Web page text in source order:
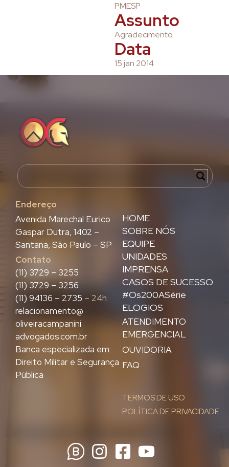
PMESP
Assunto
Agradecimento
Data
15 jan 2014
Endereço
HOME
SOBRE NÓS
EQUIPE
UNIDADES
IMPRENSA
CASOS DE SUCESSO
#Os200ASérie
ELOGIOS
ATENDIMENTO
EMERGENCIAL
OUVIDORIA
FAQ
TERMOS DE USO
POLÍTICA DE PRIVACIDADE
Avenida Marechal Eurico
Gaspar Dutra, 1402 –
Santana, São Paulo – SP
Contato
(11) 3729 – 3255
(11) 3729 – 3256
(11) 94136 – 2735 – 24h
relacionamento@
oliveiracampanini
advogados.com.br
Banca especializada em
Direito Militar e Segurança
Pública